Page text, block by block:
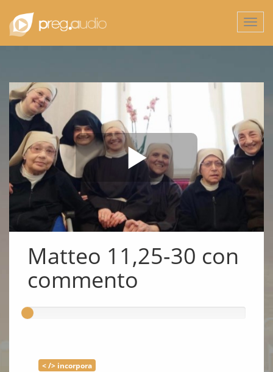
Matteo 11,25-30 con
commento
< /> incorpora